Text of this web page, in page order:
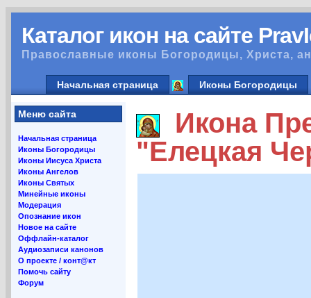
Каталог икон на сайте
Православные иконы Богородицы, Христа,
Начальная страница Иконы Богородицы
Меню сайта
Начальная страница
Иконы Богородицы
Иконы Иисуса Христа
Иконы Ангелов
Иконы Святых
Минейные иконы
Модерация
Опознание икон
Новое на сайте
Оффлайн-каталог
Аудиозаписи канонов
О проекте / конт@кт
Помочь сайту
Форум
Икона
"Елецкая